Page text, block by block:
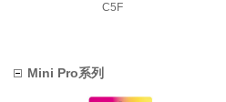
C5F
Mini Pro系列